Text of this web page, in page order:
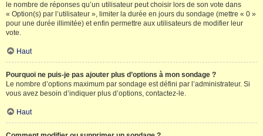
le nombre de réponses qu’un utilisateur peut choisir lors de son vote dans
« Option(s) par l’utilisateur », limiter la durée en jours du sondage (mettre « 0 »
pour une durée illimitée) et enfin permettre aux utilisateurs de modifier leur
vote.
Haut
Pourquoi ne puis-je pas ajouter plus d’options à mon sondage ?
Le nombre d’options maximum par sondage est défini par l’administrateur. Si
vous avez besoin d’indiquer plus d’options, contactez-le.
Haut